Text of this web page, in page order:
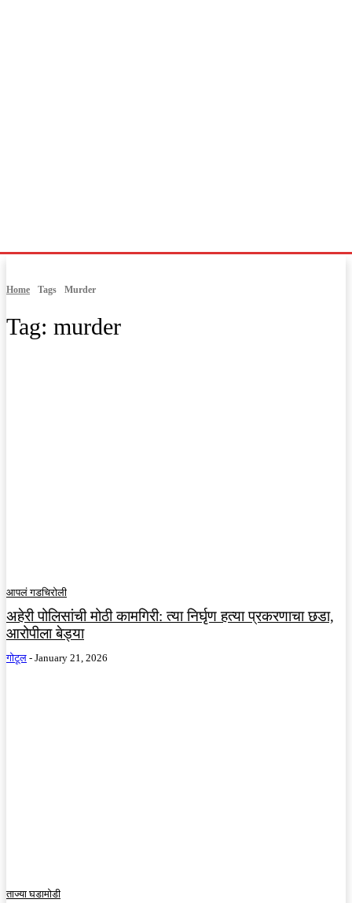
Home Tags Murder
Tag: murder
आपलं गडचिरोली
अहेरी पोलिसांची मोठी कामगिरी: त्या निर्घृण हत्या प्रकरणाचा छडा,
आरोपीला बेड्या
गोटूल - January 21, 2026
ताज्या घडामोडी